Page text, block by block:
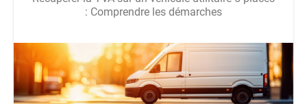
: Comprendre les démarches